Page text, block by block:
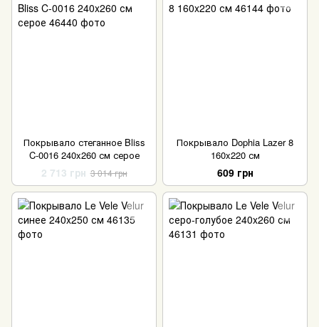
Покрывало стеганное Bliss
C-0016 240x260 см серое
2 713 грн 3 014 грн
Покрывало Dophia Lazer 8
160x220 см
609 грн